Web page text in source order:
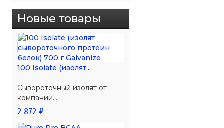
Новые товары
100 Isolate (изолят...
Сывороточный изолят от
компании...
2 872 ₽